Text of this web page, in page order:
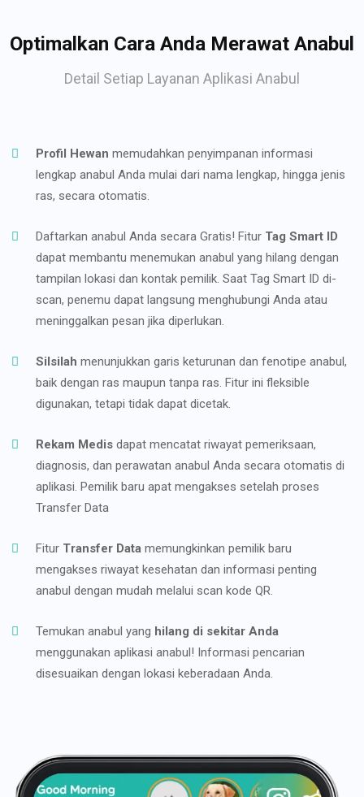
Optimalkan Cara Anda Merawat Anabul
Detail Setiap Layanan Aplikasi Anabul
Profil Hewan memudahkan penyimpanan informasi
lengkap anabul Anda mulai dari nama lengkap, hingga jenis
ras, secara otomatis.
Daftarkan anabul Anda secara Gratis! Fitur Tag Smart ID
dapat membantu menemukan anabul yang hilang dengan
tampilan lokasi dan kontak pemilik. Saat Tag Smart ID di-
scan, penemu dapat langsung menghubungi Anda atau
meninggalkan pesan jika diperlukan.
Silsilah menunjukkan garis keturunan dan fenotipe anabul,
baik dengan ras maupun tanpa ras. Fitur ini fleksible
digunakan, tetapi tidak dapat dicetak.
Rekam Medis dapat mencatat riwayat pemeriksaan,
diagnosis, dan perawatan anabul Anda secara otomatis di
aplikasi. Pemilik baru apat mengakses setelah proses
Transfer Data
Fitur Transfer Data memungkinkan pemilik baru
mengakses riwayat kesehatan dan informasi penting
anabul dengan mudah melalui scan kode QR.
Temukan anabul yang hilang di sekitar Anda
menggunakan aplikasi anabul! Informasi pencarian
disesuaikan dengan lokasi keberadaan Anda.